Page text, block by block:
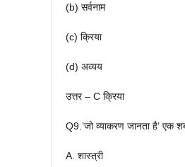
(b) सर्वनाम
(c) क्रिया
(d) अव्यय
उत्तर – C क्रिया
Q9.’जो व्याकरण जानता है’ एक
A. शास्त्री